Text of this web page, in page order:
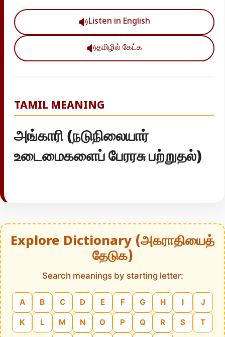
Listen in English
தமிழில் கேட்க
TAMIL MEANING
அங்காரி (நடுநிலையார்
உடைமைகளைப் பேரரசு பற்றுதல்)
Explore Dictionary (அகராதியைத்
தேடுக)
Search meanings by starting letter:
A B C D E F G H I J
K L M N O P Q R S T